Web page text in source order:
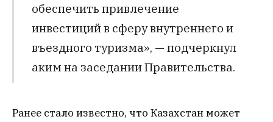
обеспечить привлечение
инвестиций в сферу внутреннего и
въездного туризма», — подчеркнул
аким на заседании Правительства.
Ранее стало известно, что Казахстан может